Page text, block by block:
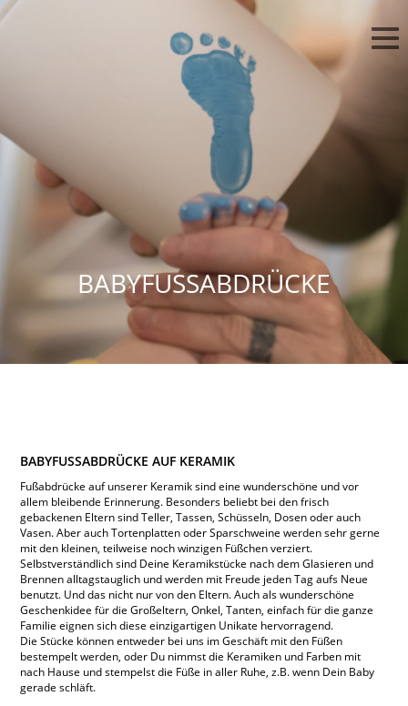
BABYFUSSABDRÜCKE
BABYFUSSABDRÜCKE AUF KERAMIK
Fußabdrücke auf unserer Keramik sind eine wunderschöne und vor
allem bleibende Erinnerung. Besonders beliebt bei den frisch
gebackenen Eltern sind Teller, Tassen, Schüsseln, Dosen oder auch
Vasen. Aber auch Tortenplatten oder Sparschweine werden sehr gerne
mit den kleinen, teilweise noch winzigen Füßchen verziert.
Selbstverständlich sind Deine Keramikstücke nach dem Glasieren und
Brennen alltagstauglich und werden mit Freude jeden Tag aufs Neue
benutzt. Und das nicht nur von den Eltern. Auch als wunderschöne
Geschenkidee für die Großeltern, Onkel, Tanten, einfach für die ganze
Familie eignen sich diese einzigartigen Unikate hervorragend.
Die Stücke können entweder bei uns im Geschäft mit den Füßen
bestempelt werden, oder Du nimmst die Keramiken und Farben mit
nach Hause und stempelst die Füße in aller Ruhe, z.B. wenn Dein Baby
gerade schläft.